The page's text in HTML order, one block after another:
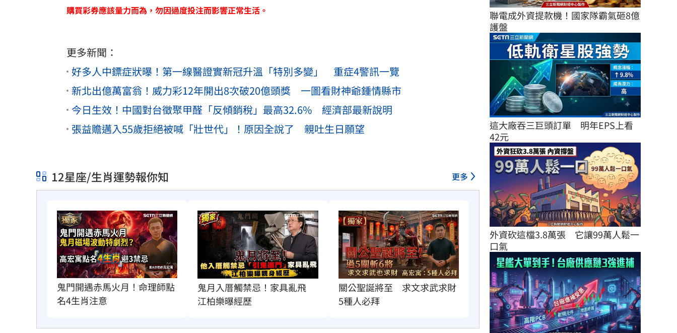
購買彩券應該量力而為，勿因過度投注而影響正常生活。
更多新聞：
好多人中鏢症狀曝！第一線醫證實新冠升溫「特別多變」 重症4警訊一覽
新北出億萬富翁！威力彩12年開出8次破20億頭獎 一圖看財神爺鍾情縣市
今日生效！中國對台徵聚甲醛「反傾銷稅」最高32.6% 經濟部最新說明
張益贍邁入55歲拒絕被喊「壯世代」！原因全說了 親吐生日願望
12星座/生肖運勢報你知 更多
鬼門開遇赤馬火月！命理師點
名4生肖注意
鬼月入厝觸禁忌！家具亂飛
江柏樂曝經歷
關公聖誕將至　求文求武求財
5種人必拜
聯電成外資提款機！國家隊霸氣砸8億
護盤
這大廠吞三巨頭訂單　明年EPS上看
42元
外資砍這檔3.8萬張　它讓99萬人鬆一
口氣